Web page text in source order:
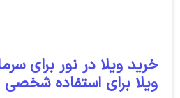
خرید ویلا در نور برای
ویلا برای استفاده شخصی